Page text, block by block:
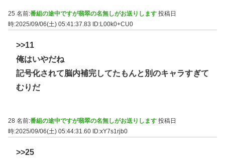
25 名前:番組の途中ですが翡翠の名無しがお送りします 投稿日
時:2025/09/06(土) 05:41:37.83
ID:L00k0+CU0
>>11
俺はいやだね
記号化されて脳内補完してたもんと別のキャラすぎて
むりだ
28 名前:番組の途中ですが翡翠の名無しがお送りします 投稿日
時:2025/09/06(土) 05:44:31.60 ID:xY7s1rjb0
>>25